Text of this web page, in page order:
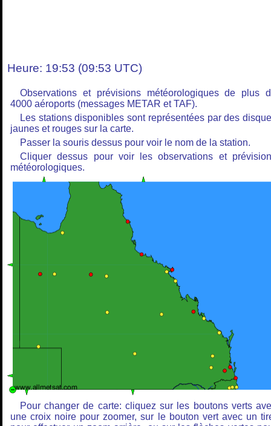
Heure: 19:53 (09:53 UTC)
Observations et prévisions météorologiques de plus
4000 aéroports (messages METAR et TAF).
Les stations disponibles sont représentées par des
jaunes et rouges sur la carte.
Passer la souris dessus pour voir le nom de la station.
Cliquer dessus pour voir les observations et
météorologiques.
Pour changer de carte: cliquez sur les boutons verts
une croix noire pour zoomer, sur le bouton vert avec un